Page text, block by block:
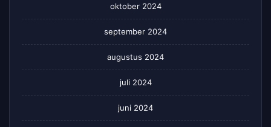
oktober 2024
september 2024
augustus 2024
juli 2024
juni 2024